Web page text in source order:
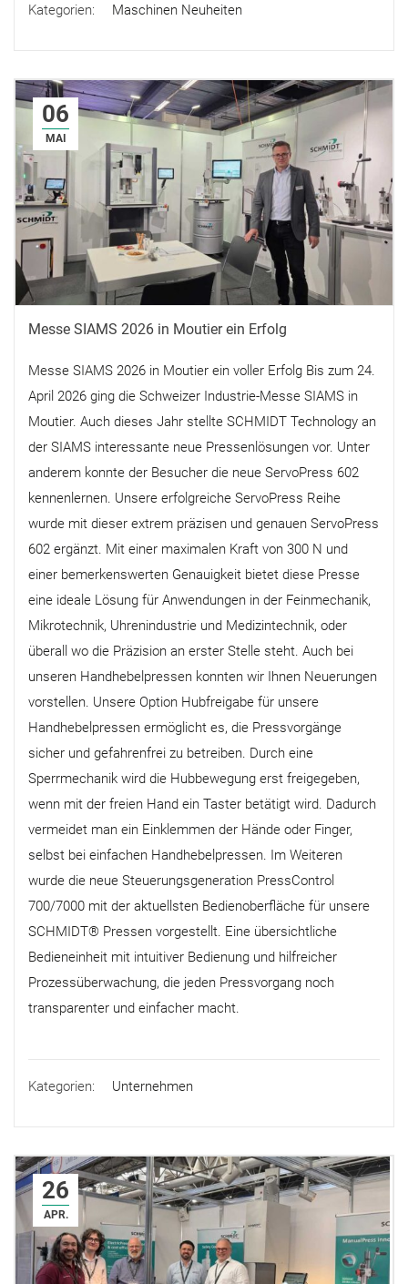
Kategorien: Maschinen Neuheiten
06
MAI
Messe SIAMS 2026 in Moutier ein Erfolg
Messe SIAMS 2026 in Moutier ein voller Erfolg Bis zum 24.
April 2026 ging die Schweizer Industrie-Messe SIAMS in
Moutier. Auch dieses Jahr stellte SCHMIDT Technology an
der SIAMS interessante neue Pressenlösungen vor. Unter
anderem konnte der Besucher die neue ServoPress 602
kennenlernen. Unsere erfolgreiche ServoPress Reihe
wurde mit dieser extrem präzisen und genauen ServoPress
602 ergänzt. Mit einer maximalen Kraft von 300 N und
einer bemerkenswerten Genauigkeit bietet diese Presse
eine ideale Lösung für Anwendungen in der Feinmechanik,
Mikrotechnik, Uhrenindustrie und Medizintechnik, oder
überall wo die Präzision an erster Stelle steht. Auch bei
unseren Handhebelpressen konnten wir Ihnen Neuerungen
vorstellen. Unsere Option Hubfreigabe für unsere
Handhebelpressen ermöglicht es, die Pressvorgänge
sicher und gefahrenfrei zu betreiben. Durch eine
Sperrmechanik wird die Hubbewegung erst freigegeben,
wenn mit der freien Hand ein Taster betätigt wird. Dadurch
vermeidet man ein Einklemmen der Hände oder Finger,
selbst bei einfachen Handhebelpressen. Im Weiteren
wurde die neue Steuerungsgeneration PressControl
700/7000 mit der aktuellsten Bedienoberfläche für unsere
SCHMIDT® Pressen vorgestellt. Eine übersichtliche
Bedieneinheit mit intuitiver Bedienung und hilfreicher
Prozessüberwachung, die jeden Pressvorgang noch
transparenter und einfacher macht.
Kategorien: Unternehmen
26
APR.